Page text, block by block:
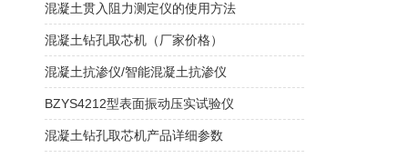
混凝土贯入阻力测定仪的使用方法
混凝土钻孔取芯机（厂家价格）
混凝土抗渗仪/智能混凝土抗渗仪
BZYS4212型表面振动压实试验仪
混凝土钻孔取芯机产品详细参数